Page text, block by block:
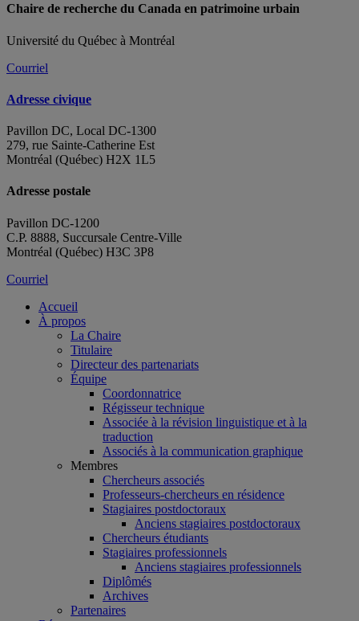
Chaire de recherche du Canada en patrimoine urbain
Université du Québec à Montréal
Courriel
Adresse civique
Pavillon DC, Local DC-1300
279, rue Sainte-Catherine Est
Montréal (Québec) H2X 1L5
Adresse postale
Pavillon DC-1200
C.P. 8888, Succursale Centre-Ville
Montréal (Québec) H3C 3P8
Courriel
Accueil
À propos
La Chaire
Titulaire
Directeur des partenariats
Équipe
Coordonnatrice
Régisseur technique
Associée à la révision linguistique et à la
traduction
Associés à la communication graphique
Membres
Chercheurs associés
Professeurs-chercheurs en résidence
Stagiaires postdoctoraux
Anciens stagiaires postdoctoraux
Chercheurs étudiants
Stagiaires professionnels
Anciens stagiaires professionnels
Diplômés
Archives
Partenaires